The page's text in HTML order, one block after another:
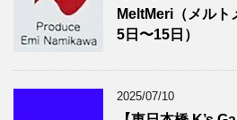
MeltMeri（メルト
5日〜15日）
2025/07/10